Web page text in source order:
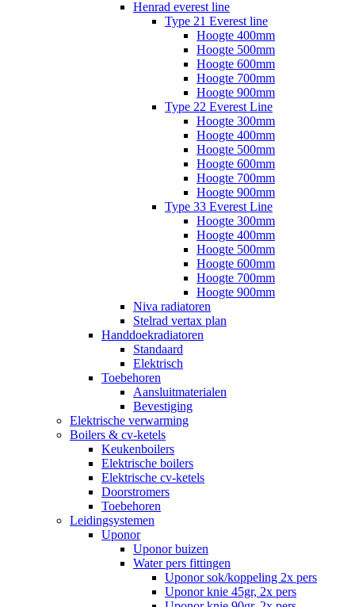
Henrad everest line
Type 21 Everest line
Hoogte 400mm
Hoogte 500mm
Hoogte 600mm
Hoogte 700mm
Hoogte 900mm
Type 22 Everest Line
Hoogte 300mm
Hoogte 400mm
Hoogte 500mm
Hoogte 600mm
Hoogte 700mm
Hoogte 900mm
Type 33 Everest Line
Hoogte 300mm
Hoogte 400mm
Hoogte 500mm
Hoogte 600mm
Hoogte 700mm
Hoogte 900mm
Niva radiatoren
Stelrad vertax plan
Handdoekradiatoren
Standaard
Elektrisch
Toebehoren
Aansluitmaterialen
Bevestiging
Elektrische verwarming
Boilers & cv-ketels
Keukenboilers
Elektrische boilers
Elektrische cv-ketels
Doorstromers
Toebehoren
Leidingsystemen
Uponor
Uponor buizen
Water pers fittingen
Uponor sok/koppeling 2x pers
Uponor knie 45gr, 2x pers